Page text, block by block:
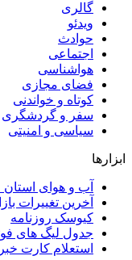
گالری
ویدئو
حوادث
اجتماعی
هواشناسی
فضای مجازی
کوتاه و خواندنی
سفر و گردشگری
سیاسی و امنیتی
ابزارها
آب و هوای استان
آخرین تغییرات
کیوسک روزنامه
جدول لیگ های
استعلام کارت